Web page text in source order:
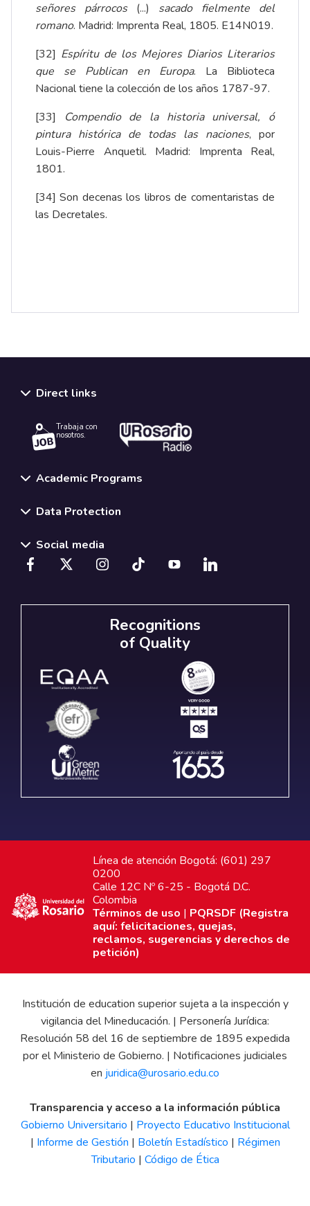
señores párrocos (...) sacado fielmente del
romano. Madrid: Imprenta Real, 1805. E14N019.
[32] Espíritu de los Mejores Diarios Literarios
que se Publican en Europa. La Biblioteca
Nacional tiene la colección de los años 1787-97.
[33]
Compendio de la historia universal, ó
pintura histórica de todas las naciones, por
Louis-Pierre Anquetil. Madrid: Imprenta Real,
1801.
[34] Son decenas los libros de comentaristas de
las Decretales.
Direct links
Trabaja con
nosotros.
Academic Programs
Data Protection
Social media
Recognitions
of Quality
Línea de atención Bogotá: (601) 297
0200
Calle 12C Nº 6-25 - Bogotá D.C.
Colombia
Términos de uso | PQRSDF (Registra
aquí: felicitaciones, quejas,
reclamos, sugerencias y derechos de
petición)
Institución de education superior sujeta a la inspección y
vigilancia del Mineducación. | Personería Jurídica:
Resolución 58 del 16 de septiembre de 1895 expedida
por el Ministerio de Gobierno. | Notificaciones judiciales
en juridica@urosario.edu.co
Transparencia y acceso a la información pública
Gobierno Universitario | Proyecto Educativo Institucional
| Informe de Gestión | Boletín Estadístico | Régimen
Tributario | Código de Ética